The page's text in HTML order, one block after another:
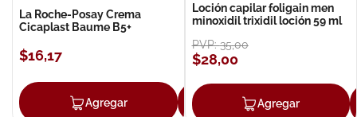
La Roche-Posay Crema
Cicaplast Baume B5+
$16,17
Agregar Agregar
Loción capilar foligain men
minoxidil trixidil loción 59 ml
PVP:35,00
$28,00
Agregar